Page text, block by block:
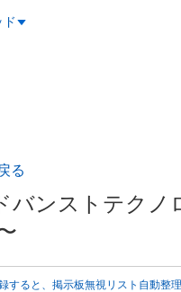
る
バンストテクノ
すると、掲示板無視リスト自動整